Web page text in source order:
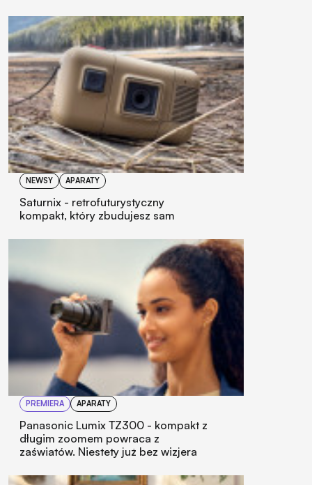
NEWSY APARATY
Saturnix - retrofuturystyczny
kompakt, który zbudujesz sam
PREMIERA APARATY
Panasonic Lumix TZ300 - kompakt z
długim zoomem powraca z
zaświatów. Niestety już bez wizjera